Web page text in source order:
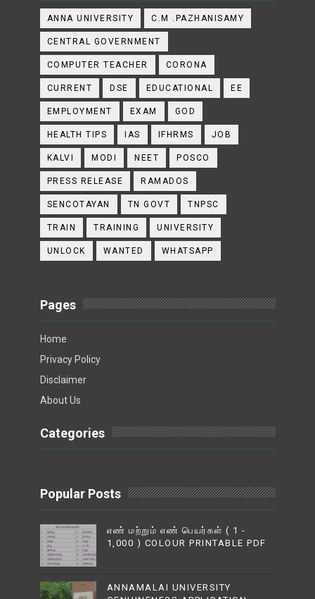
ANNA UNIVERSITY C.M .PAZHANISAMY
CENTRAL GOVERNMENT
COMPUTER TEACHER CORONA
CURRENT DSE EDUCATIONAL EE
EMPLOYMENT EXAM GOD
HEALTH TIPS IAS IFHRMS JOB
KALVI MODI NEET POSCO
PRESS RELEASE RAMADOS
SENCOTAYAN TN GOVT TNPSC
TRAIN TRAINING UNIVERSITY
UNLOCK WANTED WHATSAPP
Pages
Home
Privacy Policy
Disclaimer
About Us
Categories
Popular Posts
எண் மற்றும் எண் பெயர்கள் ( 1 -
1,000 ) COLOUR PRINTABLE PDF
ANNAMALAI UNIVERSITY